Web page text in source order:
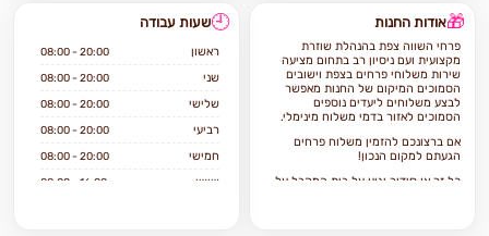
להזמין משלוחים?
אילו מוצרים אפשר להזמין
באתר?
🎁אודות החנות
פרחי השווה צפת בהנהלת שוזרת
מקצועית ועם ניסיון רב בתחום מציעה
שירות משלוחי פרחים בצפת וישובים
הסמוכים המיקום של החנות מאפשר
לבצע משלוחים ליעדים נוספים
הסמוכים לאזור בדמי משלוח מינימלי.
אם ברצונכם להזמין משלוח פרחים
הגעתם למקום הנכון!
כל זר או סידור יגיע על בית המקבל על
🕘שעות עבודה
ראשון 08:00 - 20:00
שני 08:00 - 20:00
שלישי 08:00 - 20:00
רביעי 08:00 - 20:00
חמישי 08:00 - 20:00
שישי 08:00 - 16:00